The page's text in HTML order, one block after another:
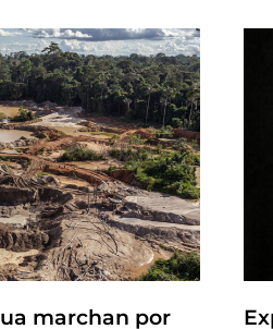
marchan por